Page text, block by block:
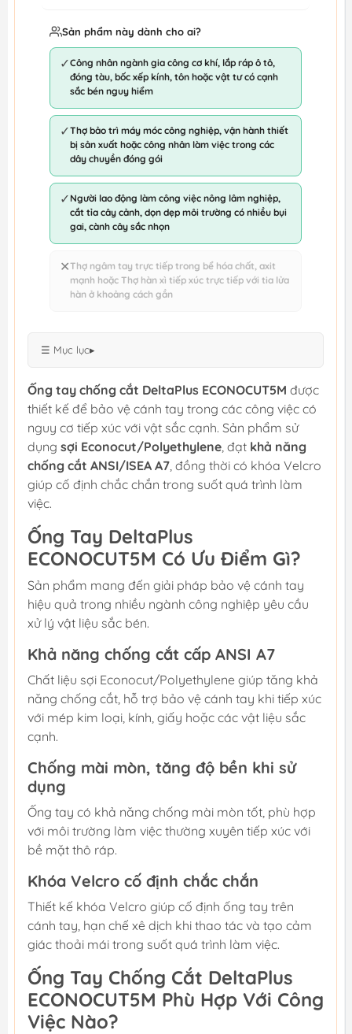
Sản phẩm này dành cho ai?
✓Công nhân ngành gia công cơ khí, lắp ráp ô tô,
đóng tàu, bốc xếp kính, tôn hoặc vật tư có cạnh
sắc bén nguy hiểm
✓Thợ bảo trì máy móc công nghiệp, vận hành thiết
bị sản xuất hoặc công nhân làm việc trong các
dây chuyền đóng gói
✓ Người lao động làm công việc nông lâm nghiệp,
cắt tỉa cây cảnh, dọn dẹp môi trường có nhiều bụi
gai, cành cây sắc nhọn
✕Thợ ngâm tay trực tiếp trong bể hóa chất, axit
mạnh hoặc Thợ hàn xì tiếp xúc trực tiếp với tia lửa
hàn ở khoảng cách gần
☰ Mục lục▸
Ống tay chống cắt DeltaPlus ECONOCUT5M được
thiết kế để bảo vệ cánh tay trong các công việc có
nguy cơ tiếp xúc với vật sắc cạnh. Sản phẩm sử
dụng sợi Econocut/Polyethylene , đạt khả năng
chống cắt ANSI/ISEA A7 , đồng thời có khóa Velcro
giúp cố định chắc chắn trong suốt quá trình làm
việc.
Ống Tay DeltaPlus
ECONOCUT5M Có Ưu Điểm Gì?
Sản phẩm mang đến giải pháp bảo vệ cánh tay
hiệu quả trong nhiều ngành công nghiệp yêu cầu
xử lý vật liệu sắc bén.
Khả năng chống cắt cấp ANSI A7
Chất liệu sợi Econocut/Polyethylene giúp tăng khả
năng chống cắt, hỗ trợ bảo vệ cánh tay khi tiếp xúc
với mép kim loại, kính, giấy hoặc các vật liệu sắc
cạnh.
Chống mài mòn, tăng độ bền khi sử
dụng
Ống tay có khả năng chống mài mòn tốt, phù hợp
với môi trường làm việc thường xuyên tiếp xúc với
bề mặt thô ráp.
Khóa Velcro cố định chắc chắn
Thiết kế khóa Velcro giúp cố định ống tay trên
cánh tay, hạn chế xê dịch khi thao tác và tạo cảm
giác thoải mái trong suốt quá trình làm việc.
Ống Tay Chống Cắt DeltaPlus
ECONOCUT5M Phù Hợp Với Công
Việc Nào?